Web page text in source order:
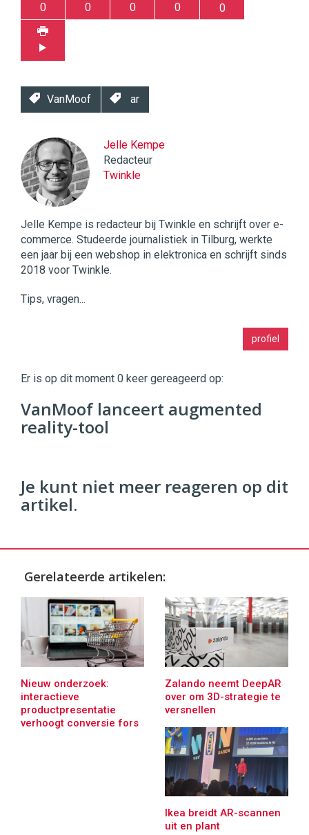
0 0 0 0 0
VanMoof ar
Jelle Kempe
Redacteur
Twinkle
Jelle Kempe is redacteur bij Twinkle en schrijft over e-
commerce. Studeerde journalistiek in Tilburg, werkte
een jaar bij een webshop in elektronica en schrijft sinds
2018 voor Twinkle.
Tips, vragen...
profiel
Commerce https://twinklemagazine.nl
9654
Er is op dit moment 0 keer gereageerd op:
VanMoof lanceert augmented
reality-tool
Je kunt niet meer reageren op dit
artikel.
Gerelateerde artikelen:
Nieuw onderzoek:
interactieve
productpresentatie
verhoogt conversie fors
Zalando neemt DeepAR
over om 3D-strategie te
versnellen
Ikea breidt AR-scannen
uit en plant